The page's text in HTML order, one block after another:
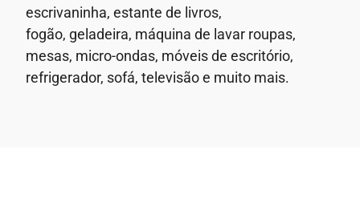
escrivaninha, estante de livros,
fogão, geladeira, máquina de lavar roupas,
mesas, micro-ondas, móveis de escritório,
refrigerador, sofá, televisão e muito mais.